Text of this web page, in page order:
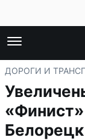
ДОРОГИ И
Белорецк